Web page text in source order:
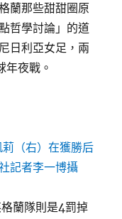
蘭那些甜甜圈原
哲學討論」的道
日利亞女足，兩
年夜戰。
（右）在獲勝后
記者李一博攝
蘭隊則是4罰掉